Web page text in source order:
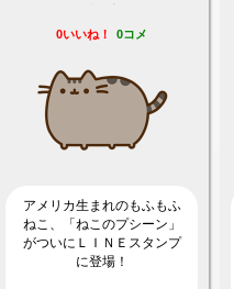
メント
0いいね！ 0コメ
アメリカ生まれのもふもふ
ねこ、「ねこのプシーン」
がついにＬＩＮＥスタンプ
に登場！